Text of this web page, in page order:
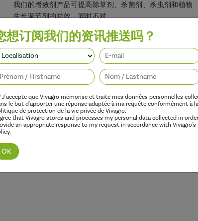
我们的增效剂产品可提高除草剂、杀菌剂、杀虫剂和植物
生长调节剂的功效，同时不对
想订阅我们的资讯推送吗？
J'accepte que Vivagro mémorise et traite mes données personnelles
le but d'apporter une réponse adaptée à ma requête conformément à la
de protection de la vie privée de Vivagro.
that Vivagro stores and processes my personal data collected in
an appropriate response to my request in accordance with Vivagro's